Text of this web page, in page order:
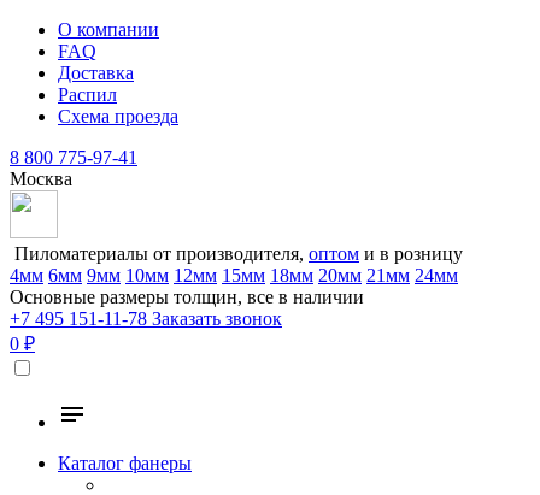
О компании
FAQ
Доставка
Распил
Схема проезда
8 800 775-97-41
Москва
Пиломатериалы от производителя, оптом и в розницу
4мм 6мм 9мм 10мм 12мм 15мм 18мм 20мм 21мм 24мм
Основные размеры толщин, все в наличии
+7 495 151-11-78 Заказать звонок
0 ₽
Каталог фанеры